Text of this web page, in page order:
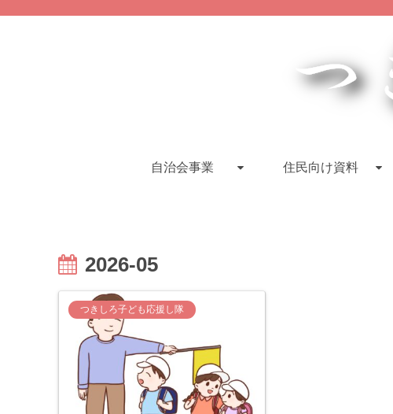
自治会事業 住民向け資料
2026-05
つきしろ子ども応援し隊